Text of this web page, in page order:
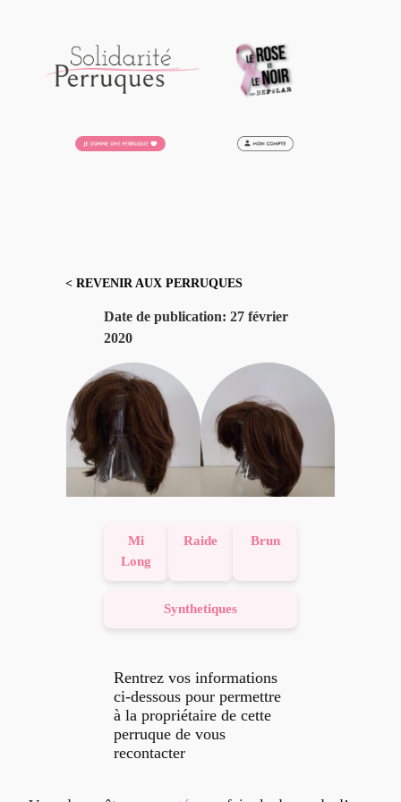
contenu
< REVENIR AUX PERRUQUES
Date de publication: 27 février
2020
Mi
Long
Raide Brun
Synthetiques
Rentrez vos informations
ci-dessous pour permettre
à la propriétaire de cette
perruque de vous
recontacter